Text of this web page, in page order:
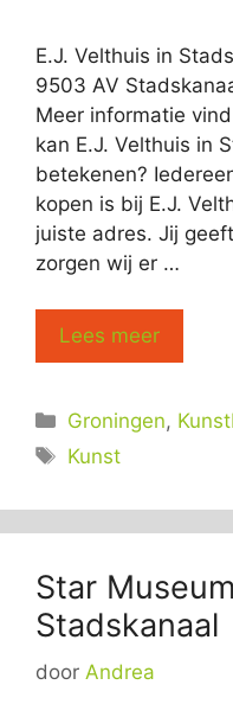
E.J. Velthuis in
9503 AV
Meer informatie
kan E.J. Velthuis in
betekenen?
kopen is bij E.J.
juiste adres. Jij
zorgen wij er …
Lees meer
Categorieën
Groningen,
Tags
Kunst
Star
Stadskanaal
door Andrea